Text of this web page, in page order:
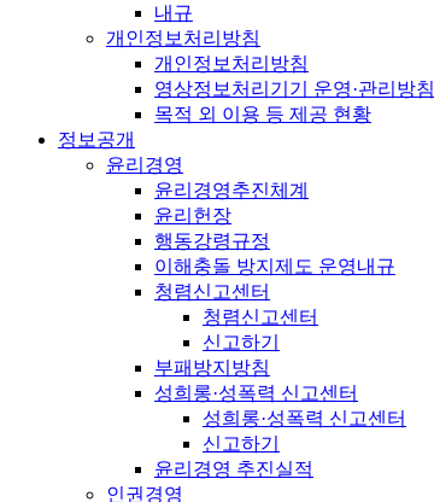
내규
개인정보처리방침
개인정보처리방침
영상정보처리기기 운영·관리방침
목적 외 이용 등 제공 현황
정보공개
윤리경영
윤리경영추진체계
윤리헌장
행동강령규정
이해충돌 방지제도 운영내규
청렴신고센터
청렴신고센터
신고하기
부패방지방침
성희롱·성폭력 신고센터
성희롱·성폭력 신고센터
신고하기
윤리경영 추진실적
인권경영